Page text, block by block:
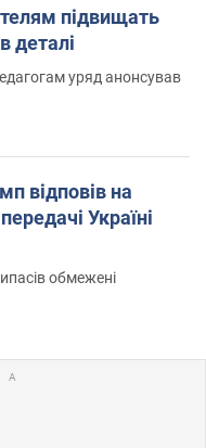
підвищать
деталі
уряд анонсував
відповів на
Україні
обмежені